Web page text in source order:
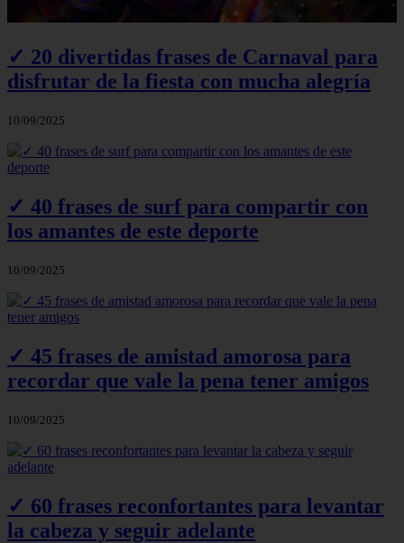
✓ 20 divertidas frases de Carnaval para
disfrutar de la fiesta con mucha alegría
10/09/2025
✓ 40 frases de surf para compartir con
los amantes de este deporte
10/09/2025
✓ 45 frases de amistad amorosa para
recordar que vale la pena tener amigos
10/09/2025
✓ 60 frases reconfortantes para levantar
la cabeza y seguir adelante